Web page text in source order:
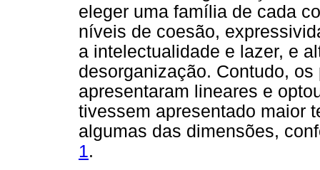
eleger uma família de cada
níveis de coesão,
a intelectualidade e lazer, e
desorganização. Contudo,
apresentaram lineares e
tivessem apresentado maior
algumas das dimensões,
1.